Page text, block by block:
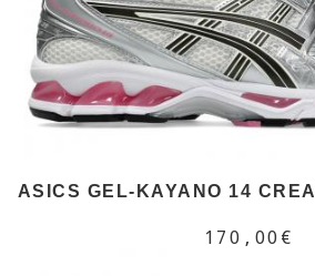
ASICS GEL-KAYANO 14
170,00€